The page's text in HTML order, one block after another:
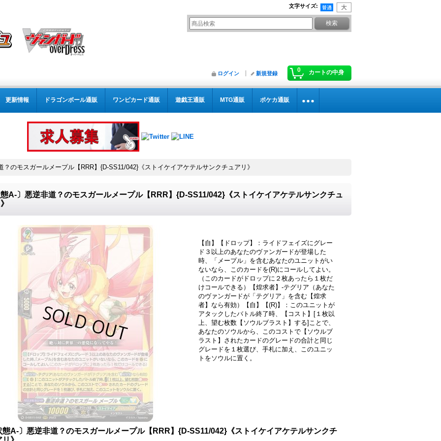
文字サイズ:
0 カートの中身
ログイン 新規登録
更新情報 ドラゴンボール通販 ワンピカード通販 遊戯王通販 MTG通販 ポケカ通販
？のモスガールメープル【RRR】{D-SS11/042}《ストイケイアケテルサンクチュアリ》
A-〕悪逆非道？のモスガールメープル【RRR】{D-SS11/042}《ストイケイアケテルサンクチュ
【自】【ドロップ】：ライドフェイズにグレー
ド３以上のあなたのヴァンガードが登場した
時、「メープル」を含むあなたのユニットがい
ないなら、このカードを(R)にコールしてよい。
（このカードがドロップに２枚あったら１枚だ
けコールできる）【煌求者】-テグリア（あなた
のヴァンガードが「テグリア」を含む【煌求
者】なら有効）【自】【(R)】：このユニットが
アタックしたバトル終了時、【コスト】[１枚以
上、望む枚数【ソウルブラスト】する]ことで、
あなたのソウルから、このコストで【ソウルブ
ラスト】されたカードのグレードの合計と同じ
グレードを１枚選び、手札に加え、このユニッ
トをソウルに置く。
態A-〕悪逆非道？のモスガールメープル【RRR】{D-SS11/042}《ストイケイアケテルサンクチ